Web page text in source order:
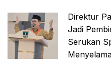
Direktur
Jadi
Serukan